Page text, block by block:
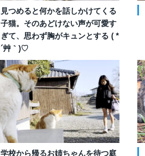
見つめると何かを話しかけてくる
子猫。そのあどけない声が可愛す
ぎて、思わず胸がキュンとする ( *
´艸｀)♡
学校から帰るお姉ちゃんを待つ庭